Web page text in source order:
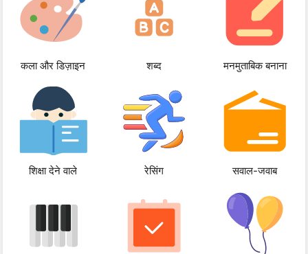
कला और डिज़ाइन शब्द मनमुताबिक बनाना
शिक्षा देने वाले रेसिंग सवाल-जवाब